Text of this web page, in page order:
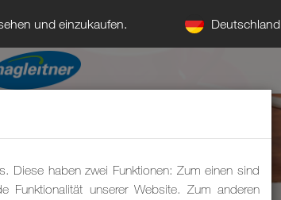
und einzukaufen. Deutschland
Diese haben zwei Funktionen: Zum einen sind
Funktionalität unserer Website. Zum anderen